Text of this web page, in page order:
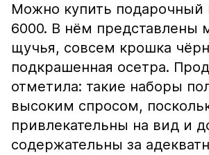
Можно купить подарочный
6000. В нём представлены
щучья, совсем крошка
подкрашенная осетра.
отметила: такие наборы
высоким спросом,
привлекательны на вид и
содержательны за